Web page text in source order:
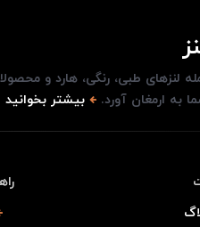
لنزهای طبی، رنگی، هارد و
به ارمغان آورد.
بیشتر بخوانید